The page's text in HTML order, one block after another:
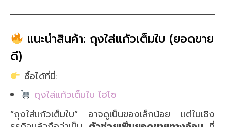
แนะนำสินค้า: ถุงใส่แก้วเต็มใบ (ยอดขาย
ดี)
ซื้อได้ที่นี่:
ถุงใส่แก้วเต็มใบ ไฮโซ
“ถุงใส่แก้วเต็มใบ” อาจดูเป็นของเล็กน้อย แต่ในเชิง